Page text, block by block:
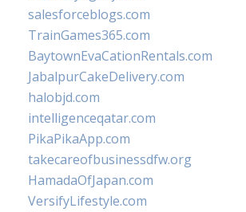
salesforceblogs.com
TrainGames365.com
BaytownEvaCationRentals.com
JabalpurCakeDelivery.com
halobjd.com
intelligenceqatar.com
PikaPikaApp.com
takecareofbusinessdfw.org
HamadaOfJapan.com
VersifyLifestyle.com